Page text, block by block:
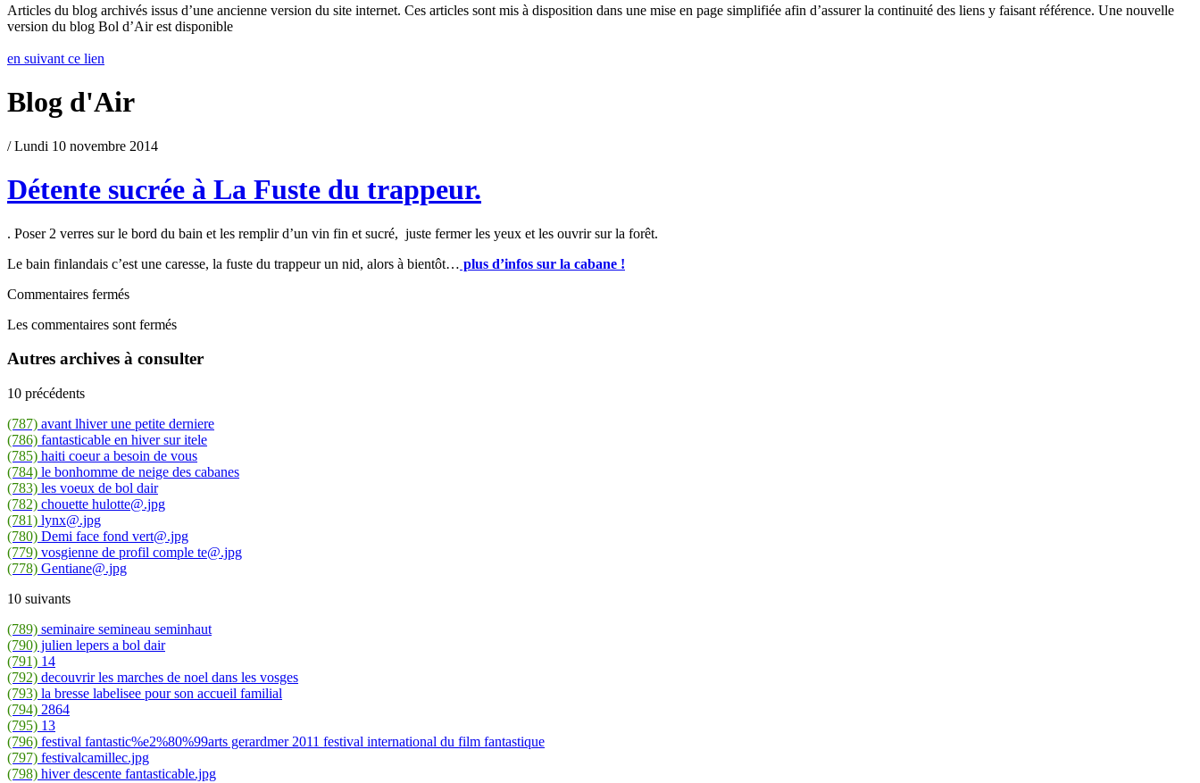
Articles du blog archivés issus d’une ancienne version du site internet. Ces articles sont mis à disposition dans une mise en page simplifiée afin d’assurer la continuité des liens y faisant référence. Une nouvelle
version du blog Bol d’Air est disponible
en suivant ce lien
Blog d'Air
/ Lundi 10 novembre 2014
Détente sucrée à La Fuste du trappeur.
. Poser 2 verres sur le bord du bain et les remplir d’un vin fin et sucré, juste fermer les yeux et les ouvrir sur la forêt.
Le bain finlandais c’est une caresse, la fuste du trappeur un nid, alors à bientôt… plus d’infos sur la cabane !
Commentaires fermés
Les commentaires sont fermés
Autres archives à consulter
10 précédents
(787) avant lhiver une petite derniere
(786) fantasticable en hiver sur itele
(785) haiti coeur a besoin de vous
(784) le bonhomme de neige des cabanes
(783) les voeux de bol dair
(782) chouette hulotte@.jpg
(781) lynx@.jpg
(780) Demi face fond vert@.jpg
(779) vosgienne de profil comple te@.jpg
(778) Gentiane@.jpg
10 suivants
(789) seminaire semineau seminhaut
(790) julien lepers a bol dair
(791) 14
(792) decouvrir les marches de noel dans les vosges
(793) la bresse labelisee pour son accueil familial
(794) 2864
(795) 13
(796) festival fantastic%e2%80%99arts gerardmer 2011 festival international du film fantastique
(797) festivalcamillec.jpg
(798) hiver descente fantasticable.jpg